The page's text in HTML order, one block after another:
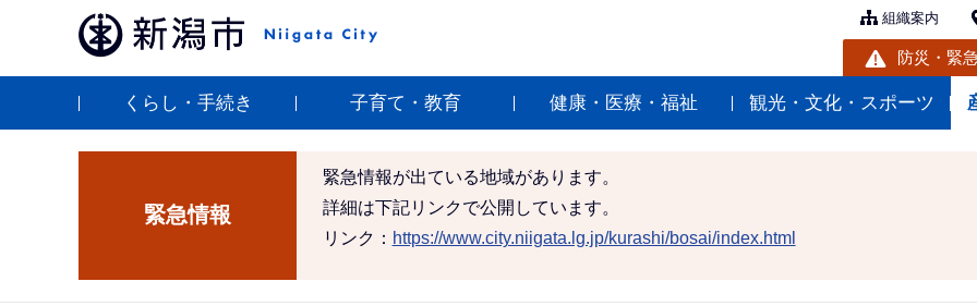
ペ
組織案内
防災・緊
くらし・手続き 子育て・教育 健康・医療・福祉 観光・文化・スポーツ
緊急情報
緊急情報が出ている地域があります。
詳細は下記リンクで公開しています。
リンク： https://www.city.niigata.lg.jp/kurashi/bosai/index.html